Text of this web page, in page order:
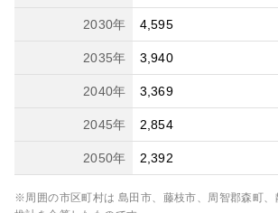
2030年 4,595
2035年 3,940
2040年 3,369
2045年 2,854
2050年 2,392
※周囲の市区町村は 島田市、藤枝市、周智郡森町、